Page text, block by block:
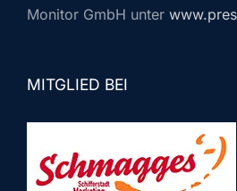
Monitor GmbH unter
MITGLIED BEI